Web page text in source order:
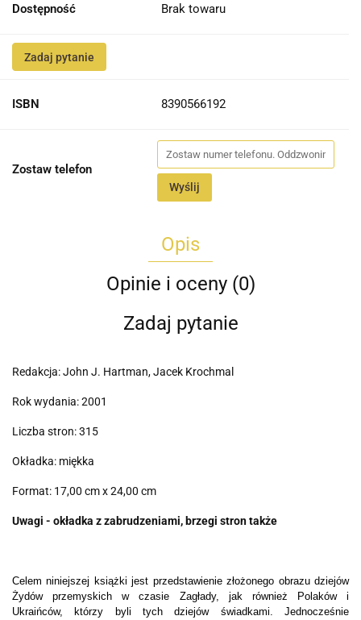
Dostępność Brak towaru
Zadaj pytanie
ISBN 8390566192
Zostaw telefon
Wyślij
Opis
Opinie i oceny (0)
Zadaj pytanie
Redakcja: John J. Hartman, Jacek Krochmal
Rok wydania: 2001
Liczba stron: 315
Okładka: miękka
Format: 17,00 cm x 24,00 cm
Uwagi - okładka z zabrudzeniami, brzegi stron także
Celem niniejszej książki jest przedstawienie złożonego obrazu dziejów
Żydów przemyskich w czasie Zagłady, jak również Polaków i
Ukraińców, którzy byli tych dziejów świadkami. Jednocześnie